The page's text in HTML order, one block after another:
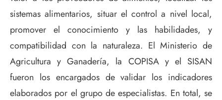
sistemas alimentarios, situar el control a nivel local,
promover el conocimiento y las habilidades, y
compatibilidad con la naturaleza. El Ministerio de
Agricultura y Ganadería, la COPISA y el SISAN
fueron los encargados de validar los indicadores
elaborados por el grupo de especialistas. En total, se